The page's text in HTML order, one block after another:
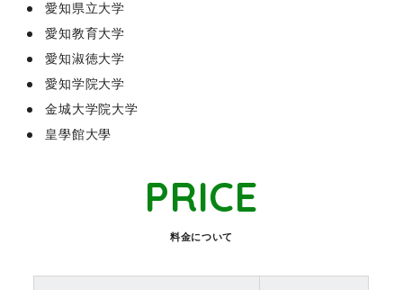
愛知県立大学
愛知教育大学
愛知淑徳大学
愛知学院大学
金城大学院大学
皇學館大學
PRICE
料金について